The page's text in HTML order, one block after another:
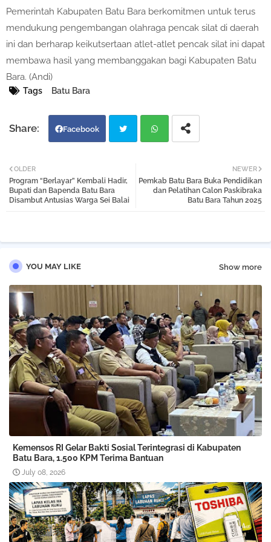
Pemerintah Kabupaten Batu Bara berkomitmen untuk terus
mendukung pengembangan olahraga pencak silat di daerah
ini dan berharap keikutsertaan atlet-atlet pencak silat ini dapat
membawa hasil yang membanggakan bagi Kabupaten Batu
Bara. (Andi)
Tags Batu Bara
Facebook
tter atsa
NEWER
Pemkab Batu Bara Buka Pendidikan
dan Pelatihan Calon Paskibraka
Batu Bara Tahun 2025
OLDER
Program “Berlayar” Kembali Hadir,
Bupati dan Bapenda Batu Bara
Disambut Antusias Warga Sei Balai
YOU MAY LIKE Show more
Kemensos RI Gelar Bakti Sosial Terintegrasi di Kabupaten
Batu Bara, 1.500 KPM Terima Bantuan
July 08, 2026